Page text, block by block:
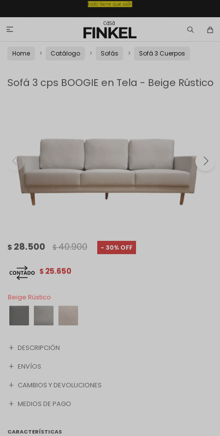

Home Catálogo Sofás Sofá 3 Cuerpos
Sofá 3 cps BOOGIE en Tela - Beige Rústico
$ 28.500 $ 40.900 30
$ 25.650
Beige Rústico
DESCRIPCIÓN
ENVÍOS
CAMBIOS Y DEVOLUCIONES
MEDIOS DE PAGO
CARACTERÍSTICAS